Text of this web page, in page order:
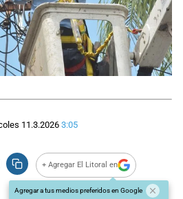
11.3.2026 3:05
+ Agregar El Litoral en
Agregar a tus medios preferidos en Google